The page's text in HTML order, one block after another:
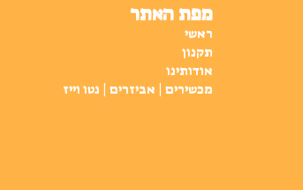
מפת האתר
ראשי
תקנון
אודותינו
מכשירים | אביזרים | נטו וייז